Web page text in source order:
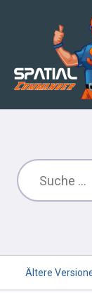
Ältere